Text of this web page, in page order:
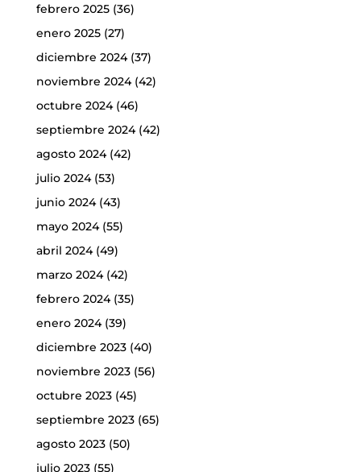
febrero 2025(36)
enero 2025(27)
diciembre 2024(37)
noviembre 2024(42)
octubre 2024(46)
septiembre 2024(42)
agosto 2024(42)
julio 2024(53)
junio 2024(43)
mayo 2024(55)
abril 2024(49)
marzo 2024(42)
febrero 2024(35)
enero 2024(39)
diciembre 2023(40)
noviembre 2023(56)
octubre 2023(45)
septiembre 2023(65)
agosto 2023(50)
julio 2023(55)